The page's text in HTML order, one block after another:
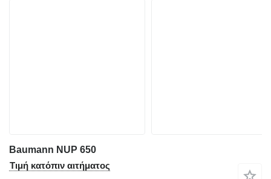
Baumann NUP 650
Τιμή κατόπιν αιτήματος